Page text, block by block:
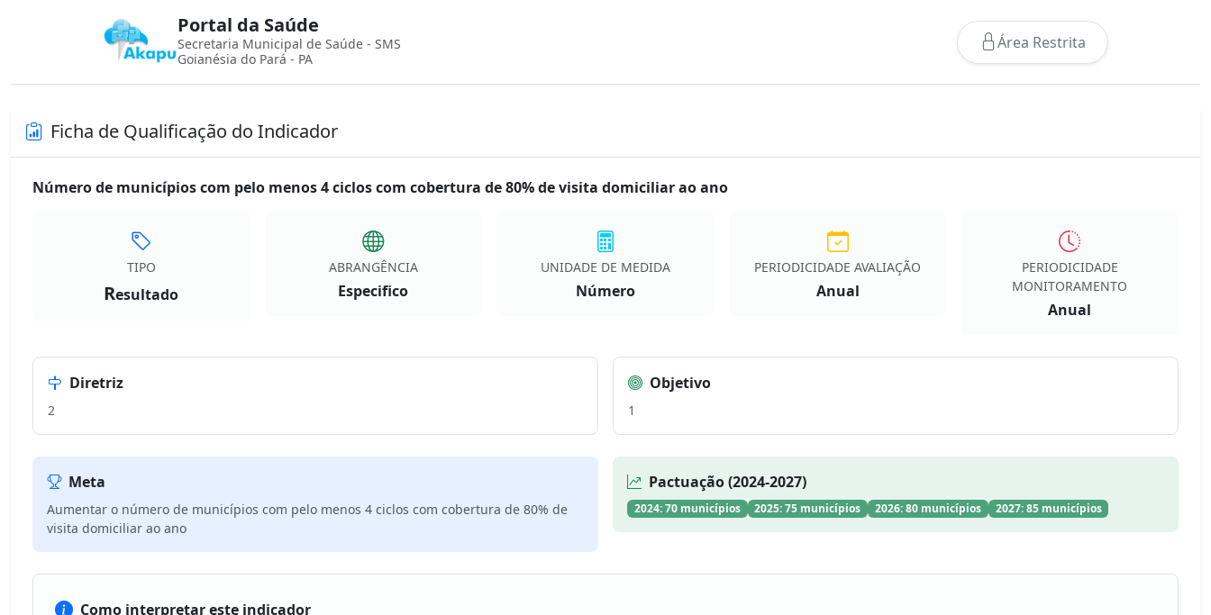
Portal da Saúde
Secretaria Municipal de Saúde - SMS
Goianésia do Pará - PA
Área Restrita
Ficha de Qualificação do Indicador
Número de municípios com pelo menos 4 ciclos com cobertura de 80% de visita domiciliar ao ano
TIPO
Resultado
ABRANGÊNCIA
Especifico
UNIDADE DE MEDIDA
Número
PERIODICIDADE AVALIAÇÃO
Anual
PERIODICIDADE
MONITORAMENTO
Anual
Diretriz
2
Objetivo
1
Meta
Aumentar o número de municípios com pelo menos 4 ciclos com cobertura de 80% de
visita domiciliar ao ano
Pactuação (2024-2027)
2024: 70 municípios 2025: 75 municípios 2026: 80 municípios 2027: 85 municípios
Como interpretar este indicador